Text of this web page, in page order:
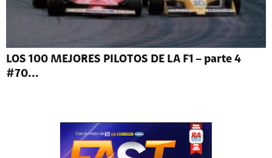
LOS 100 MEJORES PILOTOS DE LA F1 – parte 4
#70...